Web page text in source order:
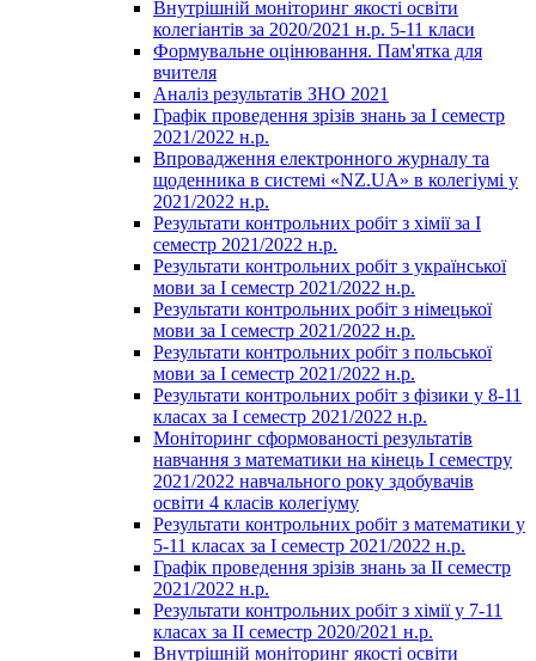
Внутрішній моніторинг якості освіти
колегіантів за 2020/2021 н.р. 5-11 класи
Формувальне оцінювання. Пам'ятка для
вчителя
Аналіз результатів ЗНО 2021
Графік проведення зрізів знань за І семестр
2021/2022 н.р.
Впровадження електронного журналу та
щоденника в системі «NZ.UA» в колегіумі у
2021/2022 н.р.
Результати контрольних робіт з хімії за І
семестр 2021/2022 н.р.
Результати контрольних робіт з української
мови за І семестр 2021/2022 н.р.
Результати контрольних робіт з німецької
мови за І семестр 2021/2022 н.р.
Результати контрольних робіт з польської
мови за І семестр 2021/2022 н.р.
Результати контрольних робіт з фізики у 8-11
класах за І семестр 2021/2022 н.р.
Моніторинг сформованості результатів
навчання з математики на кінець І семестру
2021/2022 навчального року здобувачів
освіти 4 класів колегіуму
Результати контрольних робіт з математики у
5-11 класах за І семестр 2021/2022 н.р.
Графік проведення зрізів знань за ІІ семестр
2021/2022 н.р.
Результати контрольних робіт з хімії у 7-11
класах за ІІ семестр 2020/2021 н.р.
Внутрішній моніторинг якості освіти